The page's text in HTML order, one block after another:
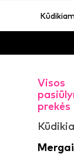
Visos
prekės